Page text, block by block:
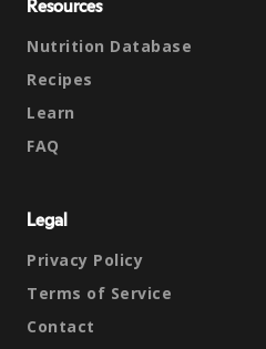
Resources
Nutrition Database
Recipes
Learn
FAQ
Legal
Privacy Policy
Terms of Service
Contact